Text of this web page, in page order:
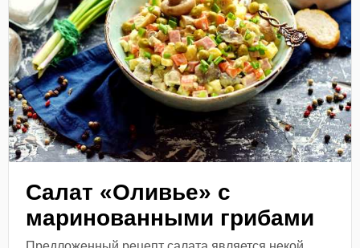
Салат «Оливье» с
маринованными грибами